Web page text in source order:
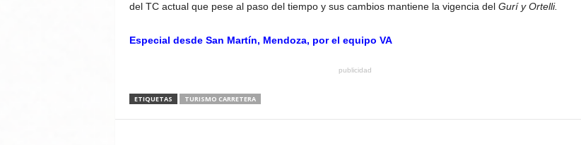
del TC actual que pese al paso del tiempo y sus cambios mantiene la vigencia del Gurí y Ortelli.
Especial desde San Martín, Mendoza, por el equipo VA
publicidad
ETIQUETAS TURISMO CARRETERA